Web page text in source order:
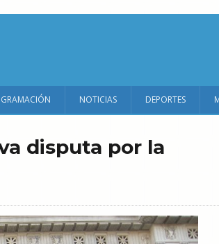
NOTICIAS DEPORTES
disputa por la